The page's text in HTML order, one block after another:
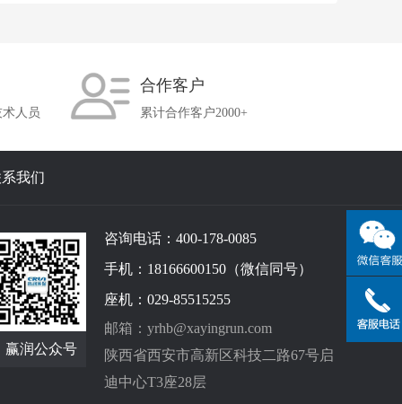
人员
合作客户
累计合作客户2000+
我们
赢润公众号
咨询电话：400-178-0085
手机：18166600150（微信同号）
座机：029-85515255
邮箱：yrhb@xayingrun.com
陕西省西安市高新区科技二路67号启
迪中心T3座28层